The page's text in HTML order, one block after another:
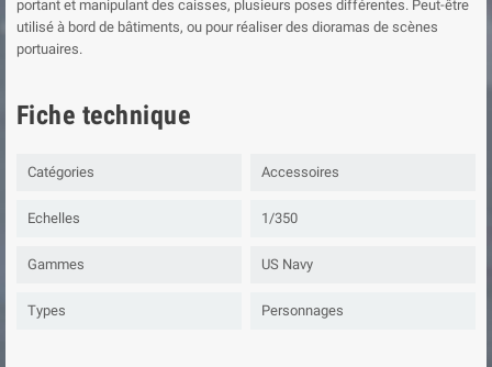
portant et manipulant des caisses, plusieurs poses différentes. Peut-être
utilisé à bord de bâtiments, ou pour réaliser des dioramas de scènes
portuaires.
Fiche technique
Catégories Accessoires
Echelles 1/350
Gammes US Navy
Types Personnages